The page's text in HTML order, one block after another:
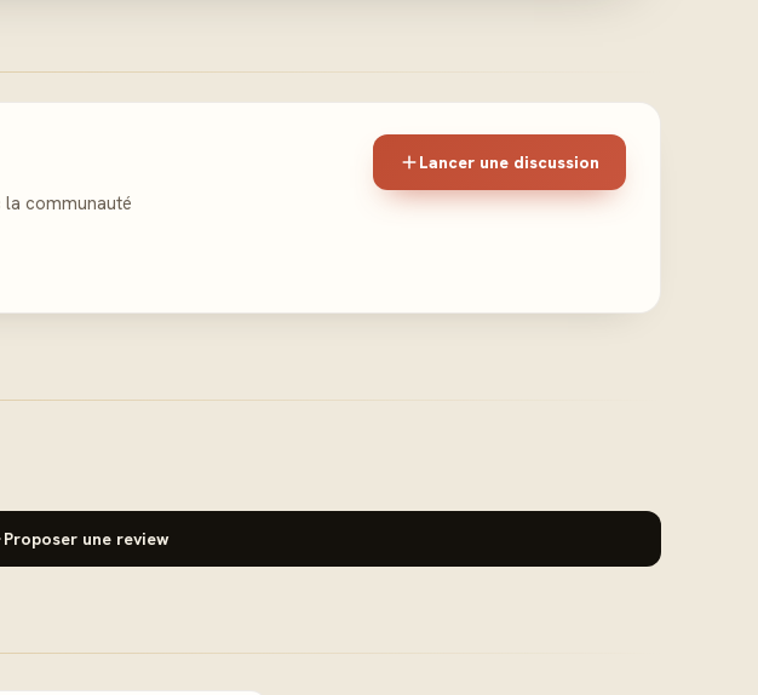
la communauté
Lancer une discussion
Proposer une review